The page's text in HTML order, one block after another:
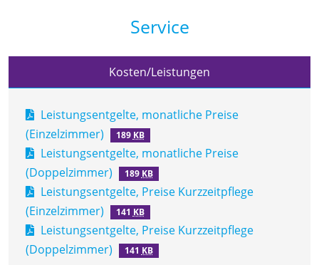
Service
Kosten/Leistungen
Leistungsentgelte, monatliche Preise
(Einzelzimmer)
189 KB
Leistungsentgelte, monatliche Preise
(Doppelzimmer)
189 KB
Leistungsentgelte, Preise Kurzzeitpflege
(Einzelzimmer)
141 KB
Leistungsentgelte, Preise Kurzzeitpflege
(Doppelzimmer)
141 KB